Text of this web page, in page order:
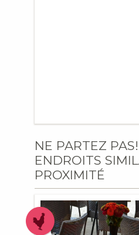
NE PARTEZ
ENDROITS
PROXIMITÉ